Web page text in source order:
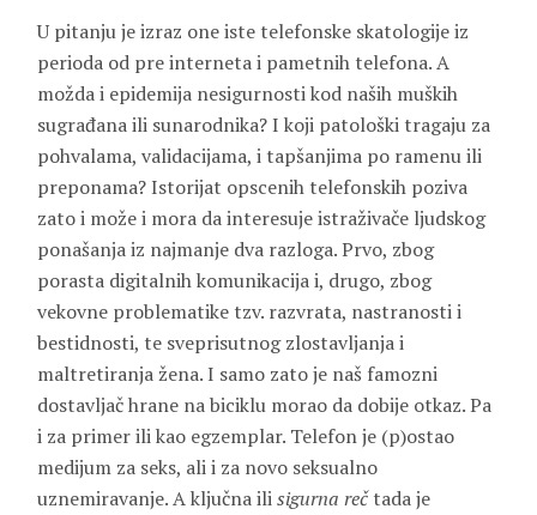
U pitanju je izraz one iste telefonske skatologije iz
perioda od pre interneta i pametnih telefona. A
možda i epidemija nesigurnosti kod naših muških
sugrađana ili sunarodnika? I koji patološki tragaju za
pohvalama, validacijama, i tapšanjima po ramenu ili
preponama? Istorijat opscenih telefonskih poziva
zato i može i mora da interesuje istraživače ljudskog
ponašanja iz najmanje dva razloga. Prvo, zbog
porasta digitalnih komunikacija i, drugo, zbog
vekovne problematike tzv. razvrata, nastranosti i
bestidnosti, te sveprisutnog zlostavljanja i
maltretiranja žena. I samo zato je naš famozni
dostavljač hrane na biciklu morao da dobije otkaz. Pa
i za primer ili kao egzemplar. Telefon je (p)ostao
medijum za seks, ali i za novo seksualno
uznemiravanje. A ključna ilisigurna rečtada je